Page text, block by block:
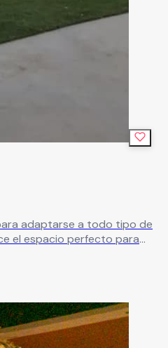
adaptarse a todo tipo de